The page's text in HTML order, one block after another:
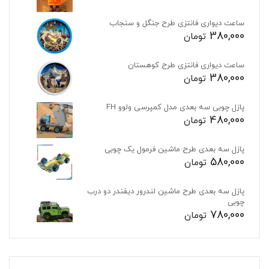
ساعت دیواری فانتزی طرح جنگل و سنجاب
380,000 تومان
ساعت دیواری فانتزی طرح کوهستان
380,000 تومان
پازل چوبی سه بعدی مدل کمپرسی ولوو FH
480,000 تومان
پازل سه بعدی طرح ماشین فرمول یک چوبی
580,000 تومان
پازل سه بعدی طرح ماشین لندرور دیفندر دو درب
چوبی
780,000 تومان